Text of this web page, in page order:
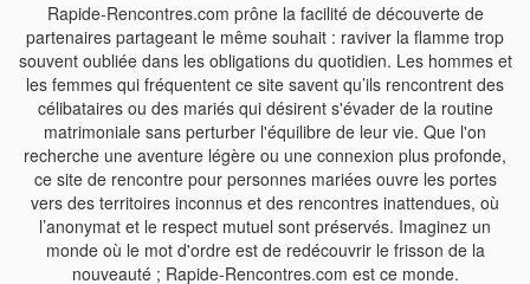
Rapide-Rencontres.com prône la facilité de découverte de
partenaires partageant le même souhait : raviver la flamme trop
souvent oubliée dans les obligations du quotidien. Les hommes et
les femmes qui fréquentent ce site savent qu’ils rencontrent des
célibataires ou des mariés qui désirent s'évader de la routine
matrimoniale sans perturber l'équilibre de leur vie. Que l'on
recherche une aventure légère ou une connexion plus profonde,
ce site de rencontre pour personnes mariées ouvre les portes
vers des territoires inconnus et des rencontres inattendues, où
l’anonymat et le respect mutuel sont préservés. Imaginez un
monde où le mot d'ordre est de redécouvrir le frisson de la
nouveauté ; Rapide-Rencontres.com est ce monde.